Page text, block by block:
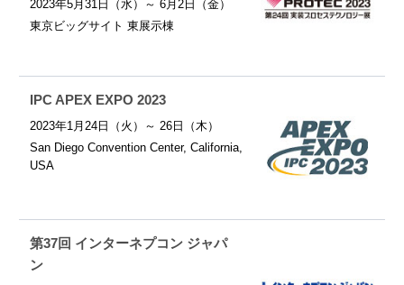
2023年5月31日（水）～ 6月2日（金）
東京ビッグサイト 東展示棟
IPC APEX EXPO 2023
2023年1月24日（火）～ 26日（木）
San Diego Convention Center, California,
USA
第37回 インターネプコン ジャパ
ン